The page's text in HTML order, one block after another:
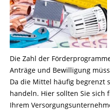
Die Zahl der
Anträge und Bewilligung
Da die Mittel häufig begrenzt
handeln. Hier sollten Sie sich
Ihrem